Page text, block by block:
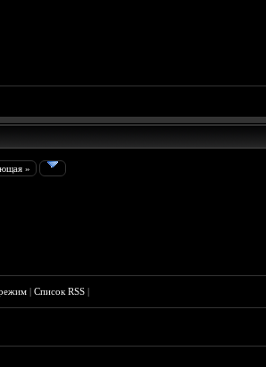
»
|Список RSS |